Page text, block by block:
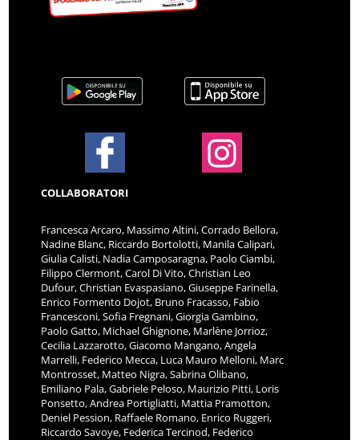
COLLABORATORI
Francesca Arcaro, Massimo Altini, Corrado Bellora,
Nadine Blanc, Riccardo Bortolotti, Manila Calipari,
Giulia Calisti, Nadia Camposaragna, Paolo Ciambi,
Filippo Clermont, Carol Di Vito, Christian Leo
Dufour, Christian Evaspasiano, Giuseppe Farinella,
Enrico Formento Dojot, Bruno Fracasso, Fabio
Francesconi, Sofia Fregnani, Giorgia Gambino,
Paolo Gatto, Michael Ghignone, Marlène Jorrioz,
Cecilia Lazzarotto, Giacomo Mangano, Angela
Marrelli, Federico Mecca, Luca Mauro Melloni, Marc
Montrosset, Matteo Nigra, Sabrina Olibano,
Emiliano Pala, Gabriele Peloso, Maurizio Pitti, Loris
Ponsetto, Andrea Portigliatti, Mattia Pramotton,
Deniel Pession, Raffaele Romano, Enrico Ruggeri,
Riccardo Savoye, Federica Tercinod, Federico